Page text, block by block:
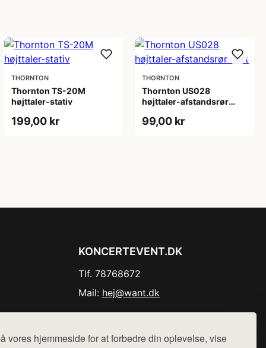
vores hjemmeside for at forbedre din oplevelse, vise
THORNTON
Thornton TS-20M
højttaler-stativ
199,00 kr
THORNTON
Thornton US028
højttaler-afstandsrør
99,00 kr
KONCERTEVENT.DK
Tlf. 78768672
Mail: hej@want.dk